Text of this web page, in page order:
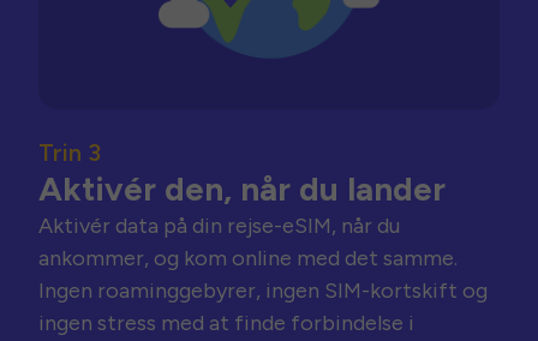
Trin 3
Aktivér den, når du lander
Aktivér data på din rejse-eSIM, når du
ankommer, og kom online med det samme.
Ingen roaminggebyrer, ingen SIM-kortskift og
ingen stress med at finde forbindelse i